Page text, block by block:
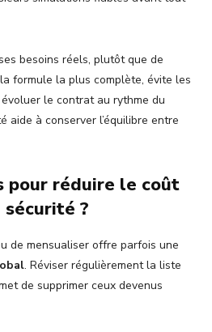
besoins réels, plutôt que de
formule la plus complète, évite les
le contrat au rythme du
aide à conserver l’équilibre entre
pour réduire le coût
?
de mensualiser offre parfois une
. Réviser régulièrement la liste
de supprimer ceux devenus